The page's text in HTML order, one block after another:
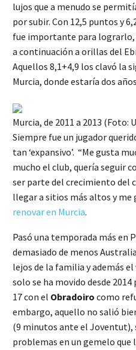
lujos que a menudo se
por subir. Con 12,5 puntos y
fue importante para lograrlo,
a continuación a orillas del
Aquellos 8,1+4,9 los clavó la
Murcia, donde estaría dos
Murcia, de 2011 a 2013 (Foto:
Siempre fue un jugador
tan ‘expansivo’. “Me gusta
mucho el club, quería seguir
ser parte del crecimiento del
llegar a sitios más altos y me
renovar en Murcia.
Pasó una temporada más en
demasiado de menos
lejos de la familia y además
solo se ha movido desde
17 con el Obradoiro como
embargo, aquello no salió
(9 minutos ante el
problemas en un gemelo